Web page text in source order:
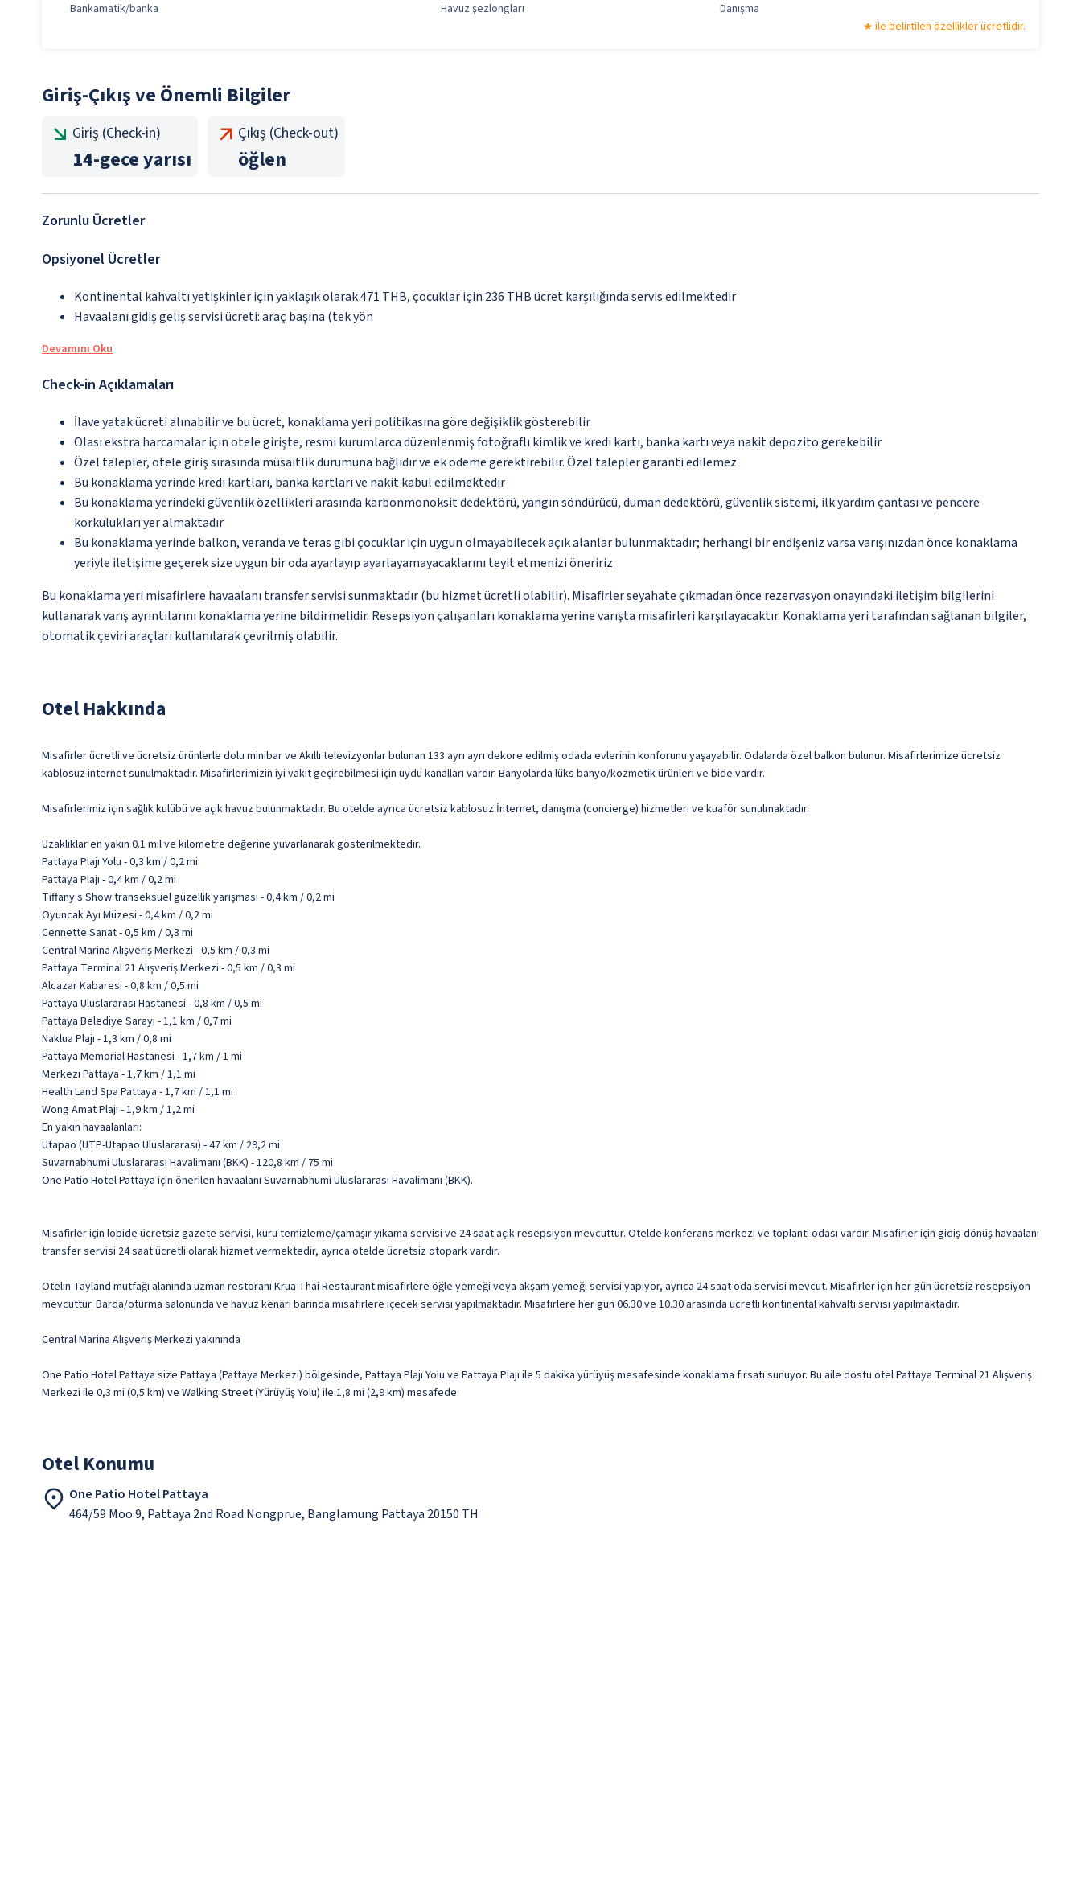
Bankamatik/banka
Havuz şezlongları
Danışma
ile belirtilen özellikler ücretlidir.
Giriş-Çıkış ve Önemli Bilgiler
Giriş (Check-in)
14-gece yarısı
Çıkış (Check-out)
öğlen
Zorunlu Ücretler
Opsiyonel Ücretler
Kontinental kahvaltı yetişkinler için yaklaşık olarak 471 THB, çocuklar için 236 THB ücret karşılığında servis edilmektedir
Havaalanı gidiş geliş servisi ücreti: araç başına (tek yön
Devamını Oku
Check-in Açıklamaları
İlave yatak ücreti alınabilir ve bu ücret, konaklama yeri politikasına göre değişiklik gösterebilir
Olası ekstra harcamalar için otele girişte, resmi kurumlarca düzenlenmiş fotoğraflı kimlik ve kredi kartı, banka kartı veya nakit depozito gerekebilir
Özel talepler, otele giriş sırasında müsaitlik durumuna bağlıdır ve ek ödeme gerektirebilir. Özel talepler garanti edilemez
Bu konaklama yerinde kredi kartları, banka kartları ve nakit kabul edilmektedir
Bu konaklama yerindeki güvenlik özellikleri arasında karbonmonoksit dedektörü, yangın söndürücü, duman dedektörü, güvenlik sistemi, ilk yardım çantası ve pencere
korkulukları yer almaktadır
Bu konaklama yerinde balkon, veranda ve teras gibi çocuklar için uygun olmayabilecek açık alanlar bulunmaktadır; herhangi bir endişeniz varsa varışınızdan önce konaklama
yeriyle iletişime geçerek size uygun bir oda ayarlayıp ayarlayamayacaklarını teyit etmenizi öneririz
Bu konaklama yeri misafirlere havaalanı transfer servisi sunmaktadır (bu hizmet ücretli olabilir). Misafirler seyahate çıkmadan önce rezervasyon onayındaki iletişim bilgilerini
kullanarak varış ayrıntılarını konaklama yerine bildirmelidir. Resepsiyon çalışanları konaklama yerine varışta misafirleri karşılayacaktır. Konaklama yeri tarafından sağlanan bilgiler,
otomatik çeviri araçları kullanılarak çevrilmiş olabilir.
Otel Hakkında
Misafirler ücretli ve ücretsiz ürünlerle dolu minibar ve Akıllı televizyonlar bulunan 133 ayrı ayrı dekore edilmiş odada evlerinin konforunu yaşayabilir. Odalarda özel balkon bulunur. Misafirlerimize ücretsiz
kablosuz internet sunulmaktadır. Misafirlerimizin iyi vakit geçirebilmesi için uydu kanalları vardır. Banyolarda lüks banyo/kozmetik ürünleri ve bide vardır.
Misafirlerimiz için sağlık kulübü ve açık havuz bulunmaktadır. Bu otelde ayrıca ücretsiz kablosuz İnternet, danışma (concierge) hizmetleri ve kuaför sunulmaktadır.
Uzaklıklar en yakın 0.1 mil ve kilometre değerine yuvarlanarak gösterilmektedir.
Pattaya Plajı Yolu - 0,3 km / 0,2 mi
Pattaya Plajı - 0,4 km / 0,2 mi
Tiffany s Show transeksüel güzellik yarışması - 0,4 km / 0,2 mi
Oyuncak Ayı Müzesi - 0,4 km / 0,2 mi
Cennette Sanat - 0,5 km / 0,3 mi
Central Marina Alışveriş Merkezi - 0,5 km / 0,3 mi
Pattaya Terminal 21 Alışveriş Merkezi - 0,5 km / 0,3 mi
Alcazar Kabaresi - 0,8 km / 0,5 mi
Pattaya Uluslararası Hastanesi - 0,8 km / 0,5 mi
Pattaya Belediye Sarayı - 1,1 km / 0,7 mi
Naklua Plajı - 1,3 km / 0,8 mi
Pattaya Memorial Hastanesi - 1,7 km / 1 mi
Merkezi Pattaya - 1,7 km / 1,1 mi
Health Land Spa Pattaya - 1,7 km / 1,1 mi
Wong Amat Plajı - 1,9 km / 1,2 mi
En yakın havaalanları:
Utapao (UTP-Utapao Uluslararası) - 47 km / 29,2 mi
Suvarnabhumi Uluslararası Havalimanı (BKK) - 120,8 km / 75 mi
One Patio Hotel Pattaya için önerilen havaalanı Suvarnabhumi Uluslararası Havalimanı (BKK).
Misafirler için lobide ücretsiz gazete servisi, kuru temizleme/çamaşır yıkama servisi ve 24 saat açık resepsiyon mevcuttur. Otelde konferans merkezi ve toplantı odası vardır. Misafirler için gidiş-dönüş havaalanı
transfer servisi 24 saat ücretli olarak hizmet vermektedir, ayrıca otelde ücretsiz otopark vardır.
Otelin Tayland mutfağı alanında uzman restoranı Krua Thai Restaurant misafirlere öğle yemeği veya akşam yemeği servisi yapıyor, ayrıca 24 saat oda servisi mevcut. Misafirler için her gün ücretsiz resepsiyon
mevcuttur. Barda/oturma salonunda ve havuz kenarı barında misafirlere içecek servisi yapılmaktadır. Misafirlere her gün 06.30 ve 10.30 arasında ücretli kontinental kahvaltı servisi yapılmaktadır.
Central Marina Alışveriş Merkezi yakınında
One Patio Hotel Pattaya size Pattaya (Pattaya Merkezi) bölgesinde, Pattaya Plajı Yolu ve Pattaya Plajı ile 5 dakika yürüyüş mesafesinde konaklama fırsatı sunuyor. Bu aile dostu otel Pattaya Terminal 21 Alışveriş
Merkezi ile 0,3 mi (0,5 km) ve Walking Street (Yürüyüş Yolu) ile 1,8 mi (2,9 km) mesafede.
Otel Konumu
One Patio Hotel Pattaya
464/59 Moo 9, Pattaya 2nd Road Nongprue, Banglamung Pattaya 20150 TH